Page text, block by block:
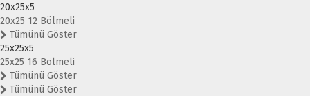
20x25x5
20x25 12 Bölmeli
Tümünü Göster
25x25x5
25x25 16 Bölmeli
Tümünü Göster
Tümünü Göster